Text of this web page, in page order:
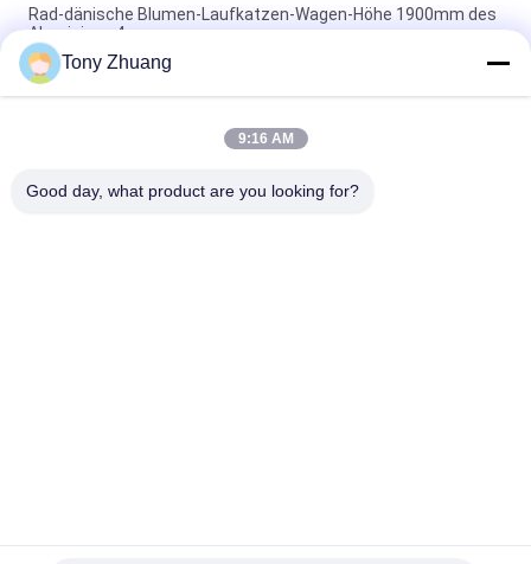
Rad-dänische Blumen-Laufkatzen-Wagen-Höhe 1900mm des
Aluminium-4
Eisen-Stahlsperrholz-dänische Betriebslaufkatze, Topf-
Gestell der Blumen-500kgs mit 4 Rädern
Loch-dänischer Blumen-Laufkatze H74.8inch des Mobile-30
Tony Zhuang
9:16 AM
Good day, what product are you looking for?